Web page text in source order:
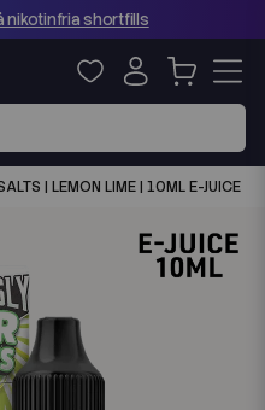
nikotinfria shortfills
| LEMON LIME | 10ML E-JUICE